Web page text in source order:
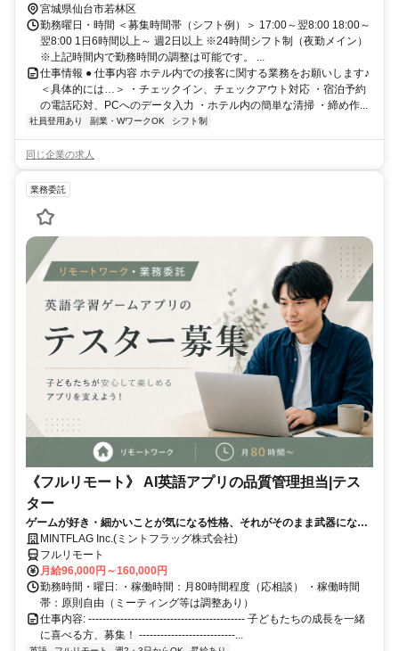
宮城県仙台市若林区
勤務曜日・時間 ＜募集時間帯（シフト例）＞ 17:00～翌8:00 18:00～
翌8:00 1日6時間以上～ 週2日以上 ※24時間シフト制（夜勤メイン）
※上記時間内で勤務時間の調整は可能です。 ...
仕事情報 ● 仕事内容 ホテル内での接客に関する業務をお願いします♪
＜具体的には…＞ ・チェックイン、チェックアウト対応 ・宿泊予約
の電話応対、PCへのデータ入力 ・ホテル内の簡単な清掃 ・締め作...
社員登用あり 副業・WワークOK シフト制
同じ企業の求人
業務委託
《フルリモート》 AI英語アプリの品質管理担当|テス
ター
ゲームが好き・細かいことが気になる性格、それがそのまま武器になる
仕事です！
MINTFLAG Inc.(ミントフラッグ株式会社)
フルリモート
月給96,000円～160,000円
勤務時間・曜日: ・稼働時間：月80時間程度（応相談） ・稼働時間
帯：原則自由（ミーティング等は調整あり）
仕事内容: -------------------------------------------- 子どもたちの成長を一緒
に喜べる方、募集！ ---------------------------...